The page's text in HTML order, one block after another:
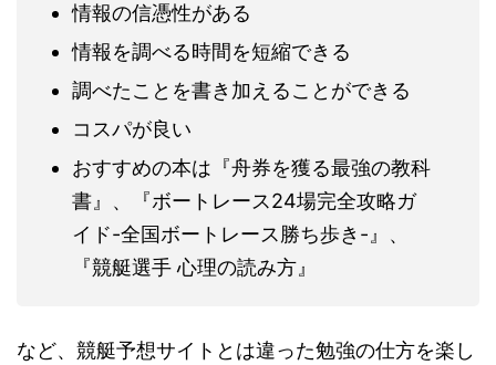
情報の信憑性がある
情報を調べる時間を短縮できる
調べたことを書き加えることができる
コスパが良い
おすすめの本は『舟券を獲る最強の教科
書』、『ボートレース24場完全攻略ガ
イド-全国ボートレース勝ち歩き-』、
『競艇選手 心理の読み方』
など、競艇予想サイトとは違った勉強の仕方を楽し